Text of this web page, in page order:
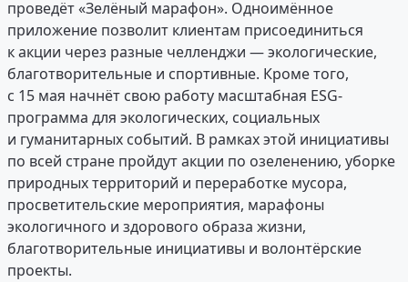
проведёт «Зелёный марафон». Одноимённое
приложение позволит клиентам присоединиться
к акции через разные челленджи — экологические,
благотворительные и спортивные. Кроме того,
с 15 мая начнёт свою работу масштабная ESG-
программа для экологических, социальных
и гуманитарных событий. В рамках этой инициативы
по всей стране пройдут акции по озеленению, уборке
природных территорий и переработке мусора,
просветительские мероприятия, марафоны
экологичного и здорового образа жизни,
благотворительные инициативы и волонтёрские
проекты.